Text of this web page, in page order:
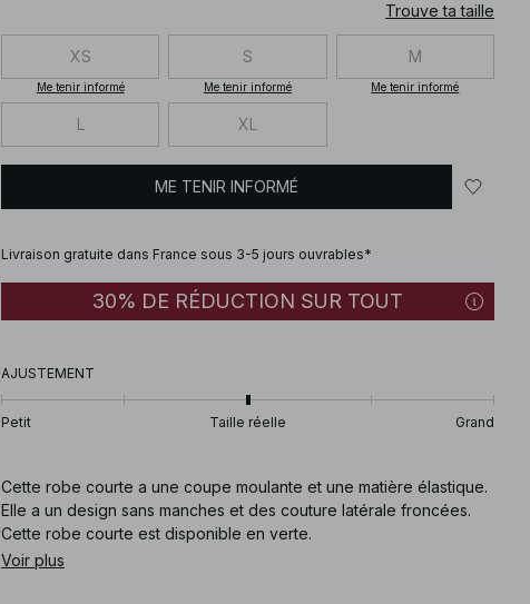
Trouve ta taille
XS
Me tenir informé
S
Me tenir informé
M
Me tenir informé
L XL
ME TENIR INFORMÉ
Livraison gratuite dans France sous 3-5 jours ouvrables*
30% DE RÉDUCTION SUR TOUT
AJUSTEMENT
Petit Taille réelle Grand
Cette robe courte a une coupe moulante et une matière élastique.
Elle a un design sans manches et des couture latérale froncées.
Cette robe courte est disponible en verte.
Voir plus